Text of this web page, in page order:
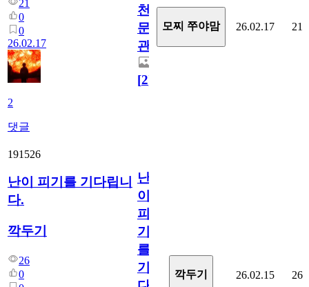
21
0
0
26.02.17
2
댓글
천
문
관
[2]
모찌 쭈야맘 26.02.17 21
191526
난이 피기를 기다립니
다.
깍두기
26
0
난
이
피
기
를
기
깍두기 26.02.15 26